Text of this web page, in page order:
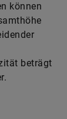
können
beträgt